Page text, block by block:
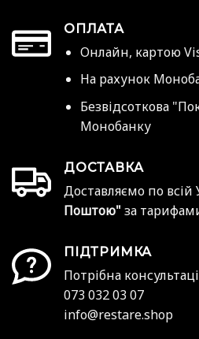
ОПЛАТА
Онлайн, картою
На рахунок
Безвідсоткова
Монобанку
ДОСТАВКА
Доставляємо по всій
Поштою" за
ПІДТРИМКА
Потрібна
073 032 03 07
info@restare.shop